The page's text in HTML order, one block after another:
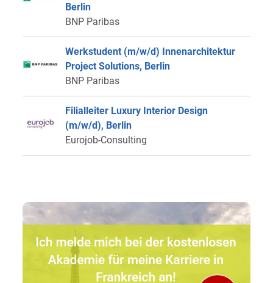
Berlin
BNP Paribas
Werkstudent (m/w/d) Innenarchitektur
Project Solutions, Berlin
BNP Paribas
Filialleiter Luxury Interior Design
(m/w/d), Berlin
Eurojob-Consulting